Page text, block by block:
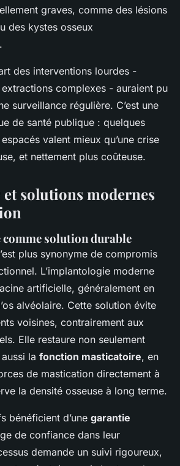
graves, comme des lésions
des kystes osseux
des interventions lourdes -
complexes - auraient pu
surveillance régulière. C’est une
de santé publique : quelques
valent mieux qu’une crise
et nettement plus coûteuse.
solutions modernes
solution durable
plus synonyme de compromis
L’implantologie moderne
artificielle, généralement en
alvéolaire. Cette solution évite
voisines, contrairement aux
Elle restaure non seulement
la fonction masticatoire, en
de mastication directement à
la densité osseuse à long terme.
bénéficient d’une garantie
de confiance dans leur
demande un suivi rigoureux,